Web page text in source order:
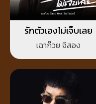
รักตัวเองไม่เจ็บเลย
เฉาก๊วย จีสอง